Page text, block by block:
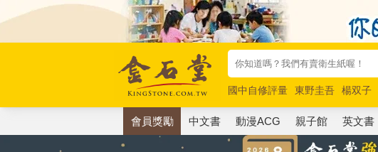
國中自修評量 東野圭吾 楊双子
唯紅花綻放
奧德賽 路邊攤新作
會員獎勵 中文書 動漫ACG 親子館 英文書